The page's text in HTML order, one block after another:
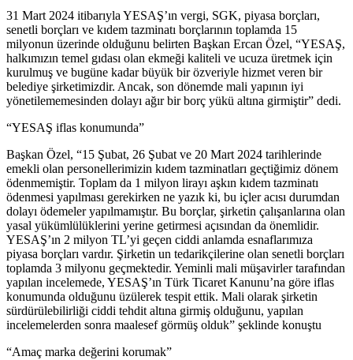
31 Mart 2024 itibarıyla YESAŞ’ın vergi, SGK, piyasa borçları,
senetli borçları ve kıdem tazminatı borçlarının toplamda 15
milyonun üzerinde olduğunu belirten Başkan Ercan Özel, “YESAŞ,
halkımızın temel gıdası olan ekmeği kaliteli ve ucuza üretmek için
kurulmuş ve bugüne kadar büyük bir özveriyle hizmet veren bir
belediye şirketimizdir. Ancak, son dönemde mali yapının iyi
yönetilememesinden dolayı ağır bir borç yükü altına girmiştir” dedi.
“YESAŞ iflas konumunda”
Başkan Özel, “15 Şubat, 26 Şubat ve 20 Mart 2024 tarihlerinde
emekli olan personellerimizin kıdem tazminatları geçtiğimiz dönem
ödenmemiştir. Toplam da 1 milyon lirayı aşkın kıdem tazminatı
ödenmesi yapılması gerekirken ne yazık ki, bu içler acısı durumdan
dolayı ödemeler yapılmamıştır. Bu borçlar, şirketin çalışanlarına olan
yasal yükümlülüklerini yerine getirmesi açısından da önemlidir.
YESAŞ’ın 2 milyon TL’yi geçen ciddi anlamda esnaflarımıza
piyasa borçları vardır. Şirketin un tedarikçilerine olan senetli borçları
toplamda 3 milyonu geçmektedir. Yeminli mali müşavirler tarafından
yapılan incelemede, YESAŞ’ın Türk Ticaret Kanunu’na göre iflas
konumunda olduğunu üzülerek tespit ettik. Mali olarak şirketin
sürdürülebilirliği ciddi tehdit altına girmiş olduğunu, yapılan
incelemelerden sonra maalesef görmüş olduk” şeklinde konuştu
“Amaç marka değerini korumak”